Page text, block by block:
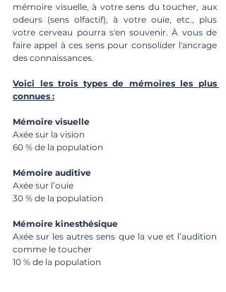
mémoire visuelle, à votre sens du toucher, aux
odeurs (sens olfactif), à votre ouïe, etc., plus
votre cerveau pourra s'en souvenir. À vous de
faire appel à ces sens pour consolider l'ancrage
des connaissances.
Voici les trois types de mémoires les plus
connues :
Mémoire visuelle
Axée sur la vision
60 % de la population
Mémoire auditive
Axée sur l’ouïe
30 % de la population
Mémoire kinesthésique
Axée sur les autres sens que la vue et l’audition
comme le toucher
10 % de la population